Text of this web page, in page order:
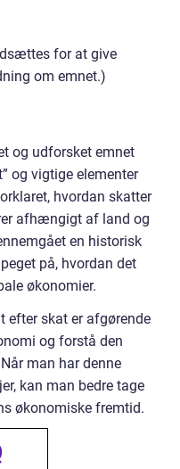
for at give
om emnet.)
og udforsket emnet
og vigtige elementer
hvordan skatter
afhængigt af land og
en historisk
på, hvordan det
økonomier.
efter skat er afgørende
og forstå den
man har denne
kan man bedre tage
økonomiske fremtid.